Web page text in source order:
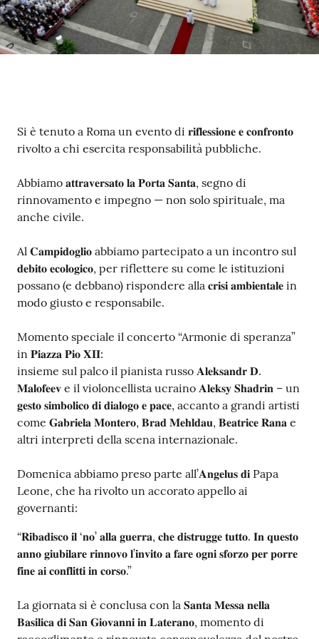
Contenuto
Si è tenuto a Roma un evento di 𝐫𝐢𝐟𝐥𝐞𝐬𝐬𝐢𝐨𝐧𝐞 𝐞 𝐜𝐨𝐧𝐟𝐫𝐨𝐧𝐭𝐨
rivolto a chi esercita responsabilità pubbliche.
Abbiamo 𝐚𝐭𝐭𝐫𝐚𝐯𝐞𝐫𝐬𝐚𝐭𝐨 𝐥𝐚 𝐏𝐨𝐫𝐭𝐚 𝐒𝐚𝐧𝐭𝐚, segno di
rinnovamento e impegno — non solo spirituale, ma
anche civile.
Al 𝐂𝐚𝐦𝐩𝐢𝐝𝐨𝐠𝐥𝐢𝐨 abbiamo partecipato a un incontro sul
𝐝𝐞𝐛𝐢𝐭𝐨 𝐞𝐜𝐨𝐥𝐨𝐠𝐢𝐜𝐨, per riflettere su come le istituzioni
possano (e debbano) rispondere alla 𝐜𝐫𝐢𝐬𝐢 𝐚𝐦𝐛𝐢𝐞𝐧𝐭𝐚𝐥𝐞 in
modo giusto e responsabile.
Momento speciale il concerto “Armonie di speranza”
in 𝐏𝐢𝐚𝐳𝐳𝐚 𝐏𝐢𝐨 𝐗𝐈𝐈:
insieme sul palco il pianista russo 𝐀𝐥𝐞𝐤𝐬𝐚𝐧𝐝𝐫 𝐃.
𝐌𝐚𝐥𝐨𝐟𝐞𝐞𝐯 e il violoncellista ucraino 𝐀𝐥𝐞𝐤𝐬𝐲 𝐒𝐡𝐚𝐝𝐫𝐢𝐧 – un
𝐠𝐞𝐬𝐭𝐨 𝐬𝐢𝐦𝐛𝐨𝐥𝐢𝐜𝐨 𝐝𝐢 𝐝𝐢𝐚𝐥𝐨𝐠𝐨 𝐞 𝐩𝐚𝐜𝐞, accanto a grandi artisti
come 𝐆𝐚𝐛𝐫𝐢𝐞𝐥𝐚 𝐌𝐨𝐧𝐭𝐞𝐫𝐨, 𝐁𝐫𝐚𝐝 𝐌𝐞𝐡𝐥𝐝𝐚𝐮, 𝐁𝐞𝐚𝐭𝐫𝐢𝐜𝐞 𝐑𝐚𝐧𝐚 e
altri interpreti della scena internazionale.
Domenica abbiamo preso parte all’𝐀𝐧𝐠𝐞𝐥𝐮𝐬 𝐝𝐢 Papa
Leone, che ha rivolto un accorato appello ai
governanti:
“𝐑𝐢𝐛𝐚𝐝𝐢𝐬𝐜𝐨 𝐢𝐥 ‘𝐧𝐨’ 𝐚𝐥𝐥𝐚 𝐠𝐮𝐞𝐫𝐫𝐚, 𝐜𝐡𝐞 𝐝𝐢𝐬𝐭𝐫𝐮𝐠𝐠𝐞 𝐭𝐮𝐭𝐭𝐨. 𝐈𝐧 𝐪𝐮𝐞𝐬𝐭𝐨
𝐚𝐧𝐧𝐨 𝐠𝐢𝐮𝐛𝐢𝐥𝐚𝐫𝐞 𝐫𝐢𝐧𝐧𝐨𝐯𝐨 𝐥’𝐢𝐧𝐯𝐢𝐭𝐨 𝐚 𝐟𝐚𝐫𝐞 𝐨𝐠𝐧𝐢 𝐬𝐟𝐨𝐫𝐳𝐨 𝐩𝐞𝐫 𝐩𝐨𝐫𝐫𝐞
𝐟𝐢𝐧𝐞 𝐚𝐢 𝐜𝐨𝐧𝐟𝐥𝐢𝐭𝐭𝐢 𝐢𝐧 𝐜𝐨𝐫𝐬𝐨.”
La giornata si è conclusa con la 𝐒𝐚𝐧𝐭𝐚 𝐌𝐞𝐬𝐬𝐚 𝐧𝐞𝐥𝐥𝐚
𝐁𝐚𝐬𝐢𝐥𝐢𝐜𝐚 𝐝𝐢 𝐒𝐚𝐧 𝐆𝐢𝐨𝐯𝐚𝐧𝐧𝐢 𝐢𝐧 𝐋𝐚𝐭𝐞𝐫𝐚𝐧𝐨, momento di